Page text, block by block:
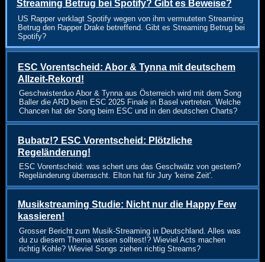
Streaming Betrug bei Spotify? Gibt es Beweise?
US Rapper verklagt Spotify wegen von ihm vermuteten Streaming
Betrug den Rapper Drake betreffend. Gibt es Streaming Betrug bei
Spotify?
ESC Vorentscheid: Abor & Tynna mit deutschem
Allzeit-Rekord!
Geschwisterduo Abor & Tynna aus Österreich wird mit dem Song
Baller die ARD beim ESC 2025 Finale in Basel vertreten. Welche
Chancen hat der Song beim ESC und in den deutschen Charts?
Bubatz!? ESC Vorentscheid: Plötzliche
Regeländerung!
ESC Vorentscheid: was schert uns das Geschwätz von gestern?
Regeländerung überrascht. Elton hat für Jury 'keine Zeit'.
Musikstreaming Studie: Nicht nur die Happy Few
kassieren!
Grosser Bericht zum Musik-Streaming in Deutschland. Alles was
du zu diesem Thema wissen solltest!? Wieviel Acts machen
richtig Kohle? Wieviel Songs ziehen richtig Streams?